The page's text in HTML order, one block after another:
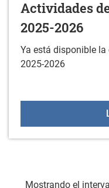
Actividades
2025-2026
Ya está disponible
2025-2026
Mostrando el